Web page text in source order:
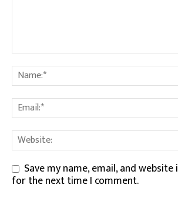
Save my name, email, and
for the next time I comment.